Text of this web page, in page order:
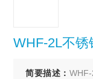
WHF-2L不锈
简要描述：